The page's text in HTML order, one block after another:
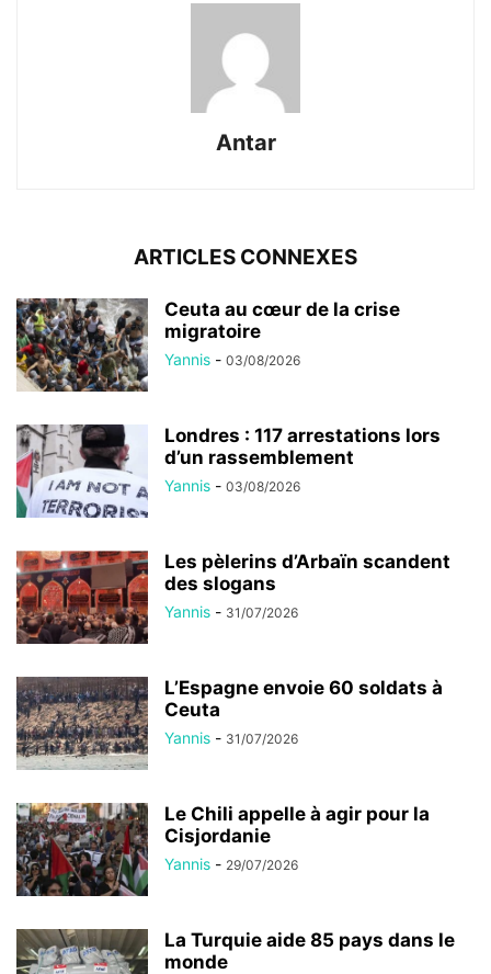
Antar
ARTICLES CONNEXES
Ceuta au cœur de la crise
migratoire
Yannis - 03/08/2026
Londres : 117 arrestations lors
d’un rassemblement
Yannis - 03/08/2026
Les pèlerins d’Arbaïn scandent
des slogans
Yannis - 31/07/2026
L’Espagne envoie 60 soldats à
Ceuta
Yannis - 31/07/2026
Le Chili appelle à agir pour la
Cisjordanie
Yannis - 29/07/2026
La Turquie aide 85 pays dans le
monde